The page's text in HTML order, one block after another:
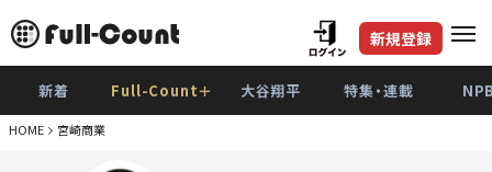
新規登録
新着 Full-Count＋ 大谷翔平 特集・連載
HOME 宮崎商業